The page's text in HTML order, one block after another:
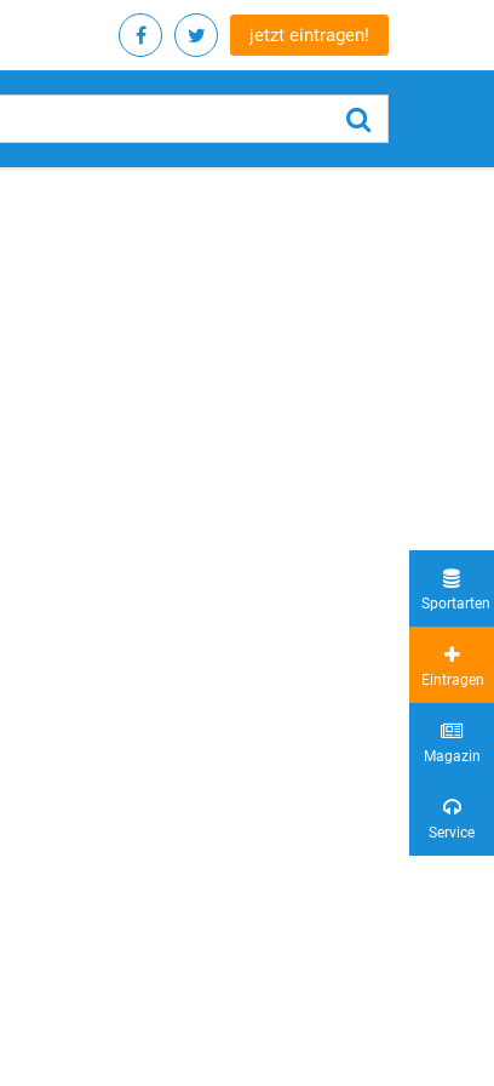
jetzt eintragen!
Sportarten
Eintragen
Magazin
Service